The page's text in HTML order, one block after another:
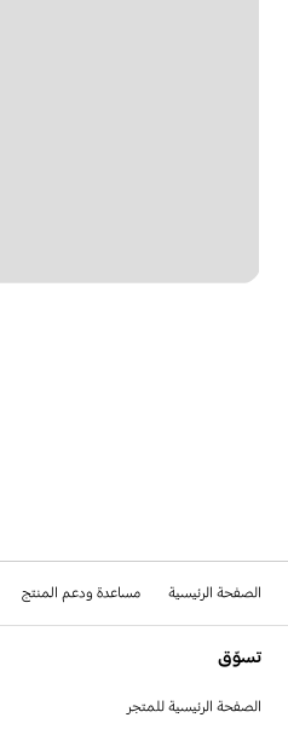
الصفحة الرئيسية مساعدة ودعم المنتج
تسوّق
الصفحة الرئيسية للمتجر